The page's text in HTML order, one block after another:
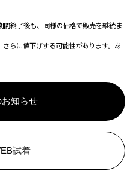
終了後も、同様の価格で販売を継続ま
らに値下げする可能性があります。あ
知らせ
試着